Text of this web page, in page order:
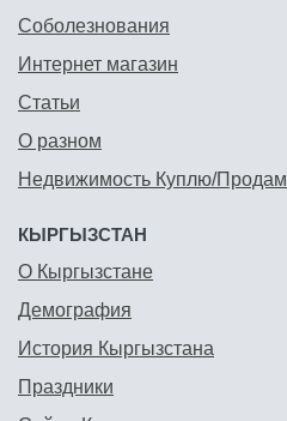
Соболезнования
Интернет магазин
Статьи
О разном
Недвижимость Куплю/Продам
КЫРГЫЗСТАН
О Кыргызстане
Демография
История Кыргызстана
Праздники